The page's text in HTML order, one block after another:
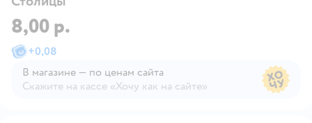
8,00 р.
+0,08
В магазине — по ценам сайта
Скажите на кассе «Хочу как на сайте»